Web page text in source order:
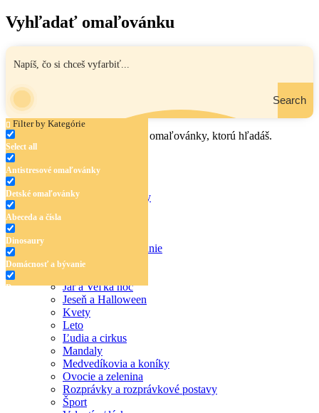
Vyhľadať omaľovánku
Search
Filter by Kategórie
Select all
Antistresové omaľovánky
Detské omaľovánky
Abeceda a čísla
Dinosaury
Domácnosť a bývanie
Doprava
Jar a Veľká noc
Jeseň a Halloween
Zadaj názov, oblasť alebo tému omaľovánky, ktorú hľadáš.
Antistresové omaľovánky
Domácnosť a bývanie
Doprava
Jar a Veľká noc
Jeseň a Halloween
Kvety
Leto
Ľudia a cirkus
Mandaly
Medvedíkovia a koníky
Ovocie a zelenina
Rozprávky a rozprávkové postavy
Šport